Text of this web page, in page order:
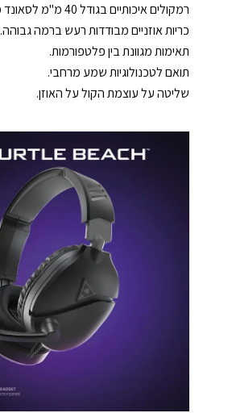
רמקולים איכותיים בגודל 40 מ"מ לסאונד מעולה.
כריות אוזניים מבודדות רעש ברמה גבוהה.
תאימות מגוונת בין פלטפורמות.
תואם לטכנולוגיות שמע מרחבי.
שליטה על עוצמת הקול על האוזן.